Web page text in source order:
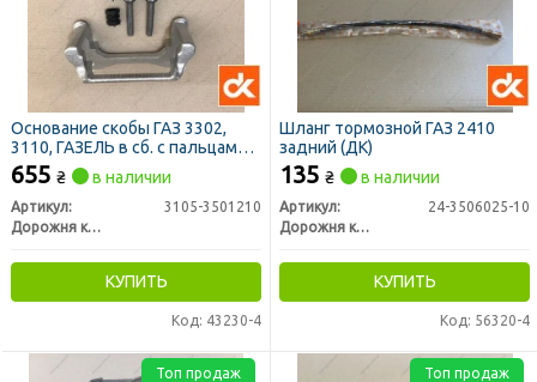
Основание скобы ГАЗ 3302,
3110, ГАЗЕЛЬ в сб. с пальцами
(ДК)
655 ₴ в наличии
Артикул:
3105-3501210
Дорожня карта
КУПИТЬ
Код: 43230-4
Шланг тормозной ГАЗ 2410
задний (ДК)
135 ₴ в наличии
Артикул:
24-3506025-10
Дорожня карта
КУПИТЬ
Код: 56320-4
Топ продаж Топ продаж